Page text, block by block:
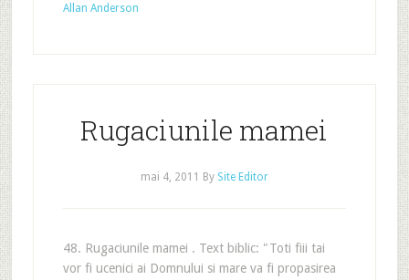
Allan Anderson
Rugaciunile mamei
mai 4, 2011 By Site Editor
48. Rugaciunile mamei . Text biblic: "Toti fiii tai
vor fi ucenici ai Domnului si mare va fi propasirea